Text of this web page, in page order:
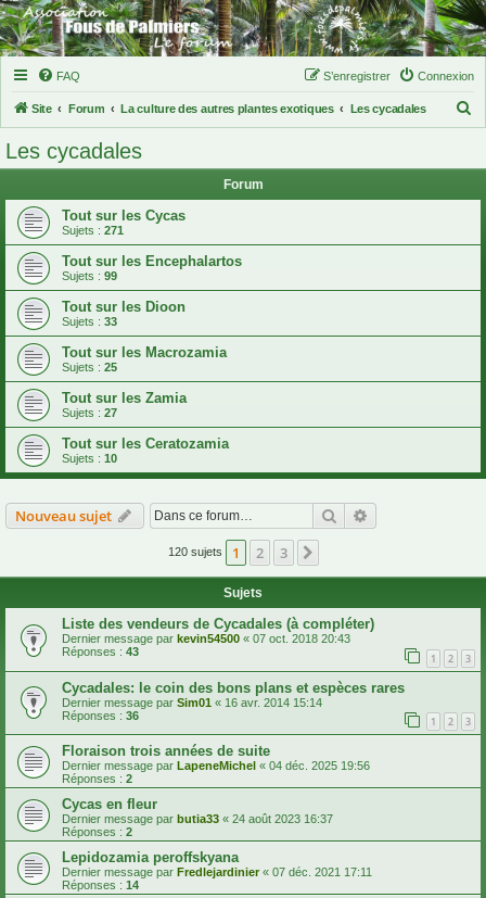
FAQ Connexion
S’enregistrer
Site Forum La culture des autres plantes exotiques Les cycadales
h
Les cycadales
Forum
Tout sur les Cycas
Sujets : 271
Tout sur les Encephalartos
Sujets : 99
Tout sur les Dioon
Sujets : 33
Tout sur les Macrozamia
Sujets : 25
Tout sur les Zamia
Sujets : 27
Tout sur les Ceratozamia
Sujets : 10
Nouveau sujet Rechercher
120 sujets 1 2 3
Sujets
Liste des vendeurs de Cycadales (à compléter)
Dernier message par kevin54500 « 07 oct. 2018 20:43
Réponses : 43 1 2 3
Cycadales: le coin des bons plans et espèces rares
Dernier message par Sim01 « 16 avr. 2014 15:14
Réponses : 36 1 2 3
Floraison trois années de suite
Dernier message par LapeneMichel « 04 déc. 2025 19:56
Réponses : 2
Cycas en fleur
Dernier message par butia33 « 24 août 2023 16:37
Réponses : 2
Lepidozamia peroffskyana
Dernier message par Fredlejardinier« 07 déc. 2021 17:11
Réponses : 14